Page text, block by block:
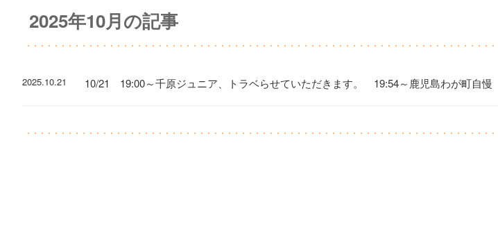
2025年10月の記事
2025.10.21 10/21 19:00～千原ジュニア、トラベらせていただきます。 19:54～鹿児島わが町自慢